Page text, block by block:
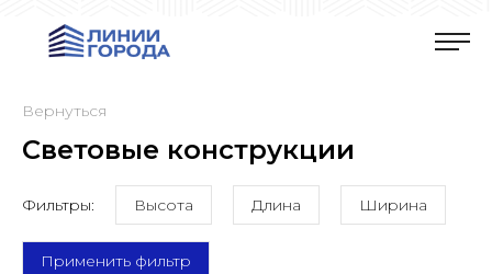
Вернуться
Световые конструкции
Фильтры: Высота Длина Ширина
Применить фильтр